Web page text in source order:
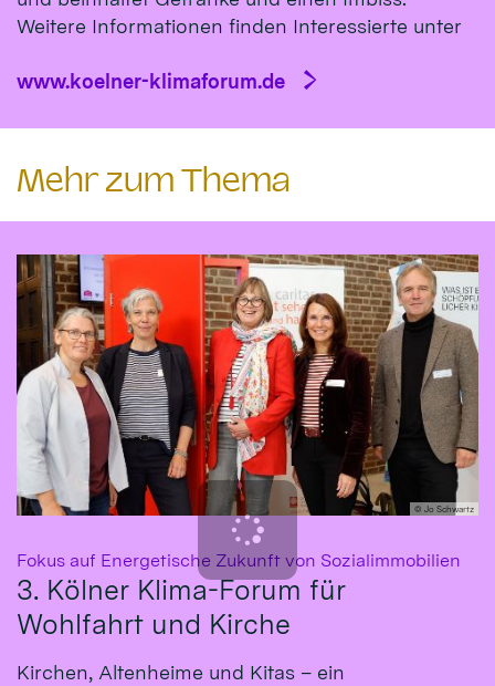
Weitere Informationen finden Interessierte unter
www.koelner-klimaforum.de
Mehr zum Thema
© Jo Schwartz
Fokus auf Energetische Zukunft von Sozialimmobilien
3. Kölner Klima-Forum für
Wohlfahrt und Kirche
Kirchen, Altenheime und Kitas – ein